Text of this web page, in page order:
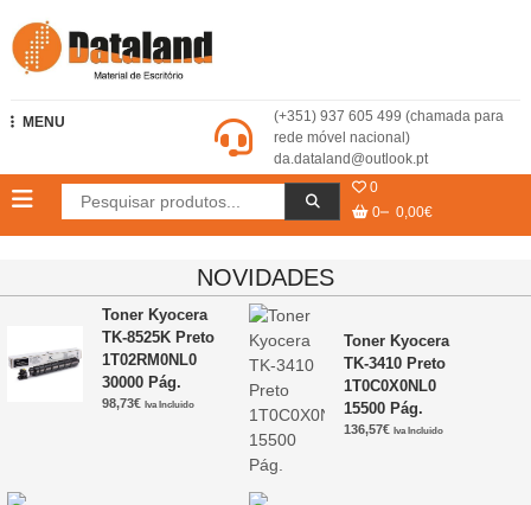
content
MENU
(+351) 937 605 499 (chamada para
rede móvel nacional)
da.dataland@outlook.pt
0
0
0,00€
NOVIDADES
Toner Kyocera
TK-8525K Preto
1T02RM0NL0
30000 Pág.
98,73€ Iva Incluido
Toner Kyocera
TK-3410 Preto
1T0C0X0NL0
15500 Pág.
136,57€ Iva Incluido